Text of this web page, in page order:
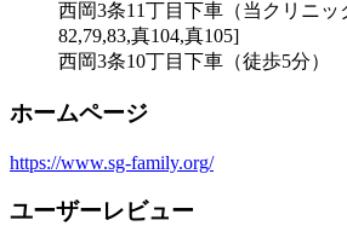
西岡3条11丁目下車（当クリニッ
82,79,83,真104,真105]
西岡3条10丁目下車（徒歩5分）
ホームページ
https://www.sg-family.org/
ユーザーレビュー